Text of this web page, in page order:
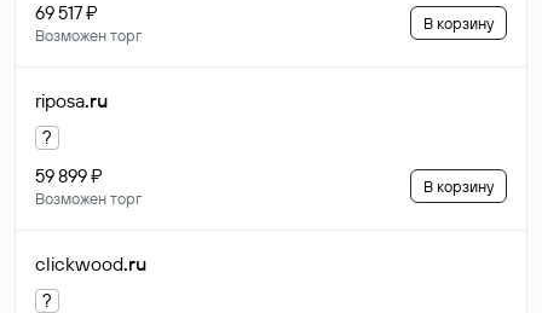
69 517 ₽
Возможен торг
В корзину
riposa.ru
?
59 899 ₽
Возможен торг
В корзину
clickwood.ru
?